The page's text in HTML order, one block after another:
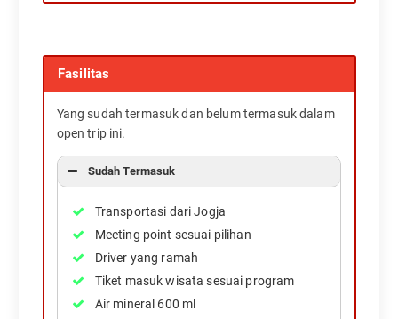
Fasilitas
Yang sudah termasuk dan belum termasuk dalam
open trip ini.
Sudah Termasuk
Transportasi dari Jogja
Meeting point sesuai pilihan
Driver yang ramah
Tiket masuk wisata sesuai program
Air mineral 600 ml